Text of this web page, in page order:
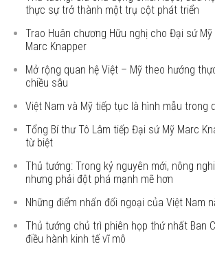
thực sự trở thành một trụ cột phát triển
Trao Huân chương Hữu nghị cho Đại sứ Mỹ
Marc Knapper
Mở rộng quan hệ Việt – Mỹ theo hướng
chiều sâu
Việt Nam và Mỹ tiếp tục là hình mẫu trong
Tổng Bí thư Tô Lâm tiếp Đại sứ Mỹ Marc
từ biệt
Thủ tướng: Trong kỷ nguyên mới, nông
nhưng phải đột phá mạnh mẽ hơn
Những điểm nhấn đối ngoại của Việt Nam
Thủ tướng chủ trì phiên họp thứ nhất Ban
điều hành kinh tế vĩ mô